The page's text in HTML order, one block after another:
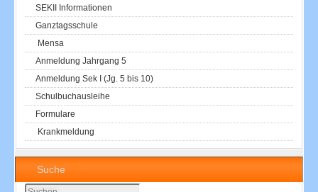
SEKII Informationen
Ganztagsschule
Mensa
Anmeldung Jahrgang 5
Anmeldung Sek I (Jg. 5 bis 10)
Schulbuchausleihe
Formulare
Krankmeldung
Suche